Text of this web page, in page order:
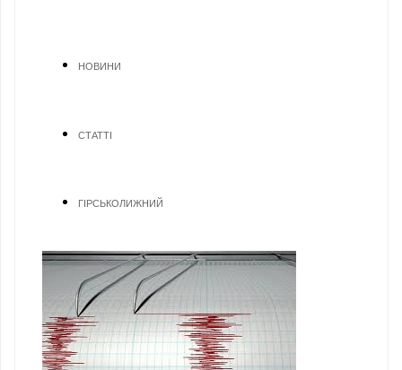
НОВИНИ
СТАТТІ
ГІРСЬКОЛИЖНИЙ